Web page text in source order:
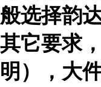
般选择韵
其它要求
明），大